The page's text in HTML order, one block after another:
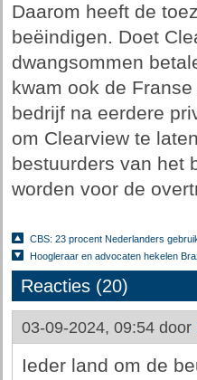
Daarom heeft de
beëindigen. Doet
dwangsommen
kwam ook de
bedrijf na eerdere
om Clearview te
bestuurders van het
worden voor de
CBS: 23 procent Nederlanders
Hoogleraar en advocaten hekelen
Reacties (20)
03-09-2024, 09:54 door
Ieder land om de